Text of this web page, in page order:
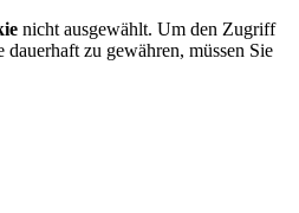
nicht ausgewählt. Um den Zugriff
dauerhaft zu gewähren, müssen Sie